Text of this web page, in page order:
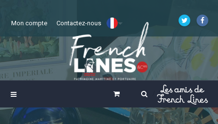
Mon compte Contactez-nous